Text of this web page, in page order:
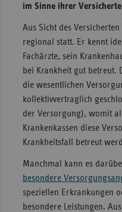
im Sinne ihrer
Aus Sicht des
regional statt. Er kennt
Fachärzte, sein
bei Krankheit gut betreut.
die wesentlichen
kollektivvertraglich
der Versorgung), womit
Krankenkassen diese
Krankheitsfall betreut
Manchmal kann es
besondere
speziellen Erkrankungen
besondere Leistungen.